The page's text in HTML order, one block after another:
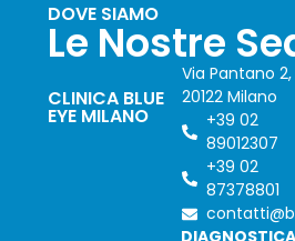
DOVE SIAMO
Le Nostre
CLINICA BLUE
EYE MILANO
Via Pantano 2,
20122 Milano
+39 02
89012307
+39 02
87378801